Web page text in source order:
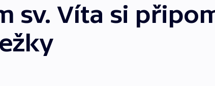
sv. Víta si